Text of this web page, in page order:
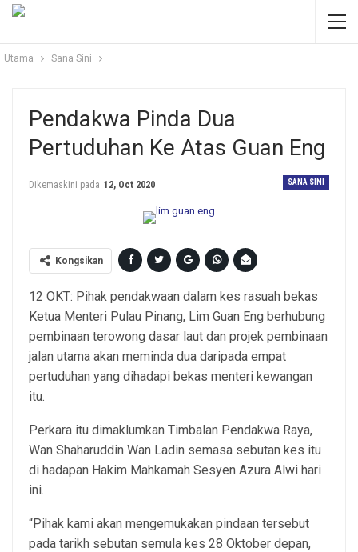
Utama Sana Sini
Pendakwa Pinda Dua
Pertuduhan Ke Atas Guan Eng
SANA SINI
Dikemaskini pada 12, Oct 2020
Kongsikan
12 OKT: Pihak pendakwaan dalam kes rasuah bekas
Ketua Menteri Pulau Pinang, Lim Guan Eng berhubung
pembinaan terowong dasar laut dan projek pembinaan
jalan utama akan meminda dua daripada empat
pertuduhan yang dihadapi bekas menteri kewangan
itu.
Perkara itu dimaklumkan Timbalan Pendakwa Raya,
Wan Shaharuddin Wan Ladin semasa sebutan kes itu
di hadapan Hakim Mahkamah Sesyen Azura Alwi hari
ini.
“Pihak kami akan mengemukakan pindaan tersebut
pada tarikh sebutan semula kes 28 Oktober depan,